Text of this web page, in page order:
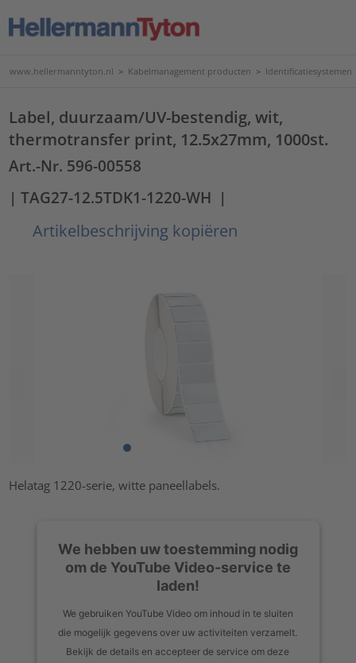
www.hellermanntyton.nl > Kabelmanagement producten > Identificatiesystemen
Label, duurzaam/UV-bestendig, wit,
thermotransfer print, 12.5x27mm, 1000st.
Art.-Nr. 596-00558
| TAG27-12.5TDK1-1220-WH |
Artikelbeschrijving kopiëren
Helatag 1220-serie, witte paneellabels.
We hebben uw toestemming nodig
om de YouTube Video-service te
laden!
We gebruiken YouTube Video om inhoud in te sluiten
die mogelijk gegevens over uw activiteiten verzamelt.
Bekijk de details en accepteer de service om deze